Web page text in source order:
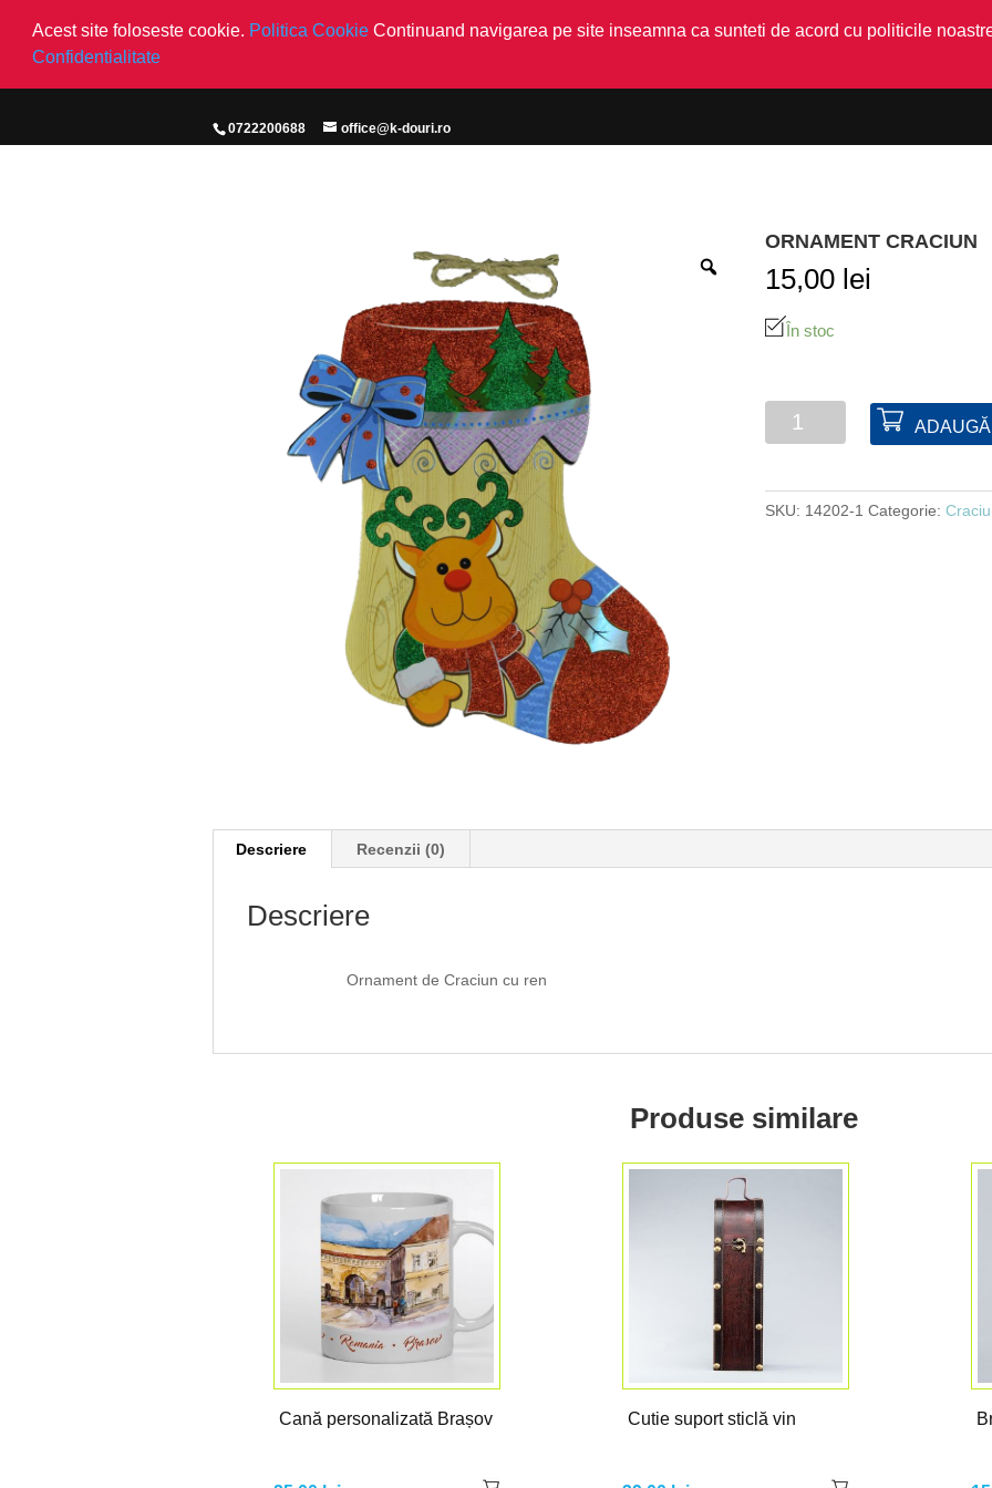
Acest site foloseste cookie. Politica Cookie Continuand navigarea pe site inseamna ca sunteti de acord cu politicile
Confidentialitate
0722200688 office@k-douri.ro
ORNAMENT CRACIUN
15,00 lei
În stoc
Cantitate
SKU: 14202-1 Categorie:
Descriere Recenzii (0)
Descriere
Ornament de Craciun cu ren
Produse similare
Cană personalizată Brașov Cutie suport sticlă vin